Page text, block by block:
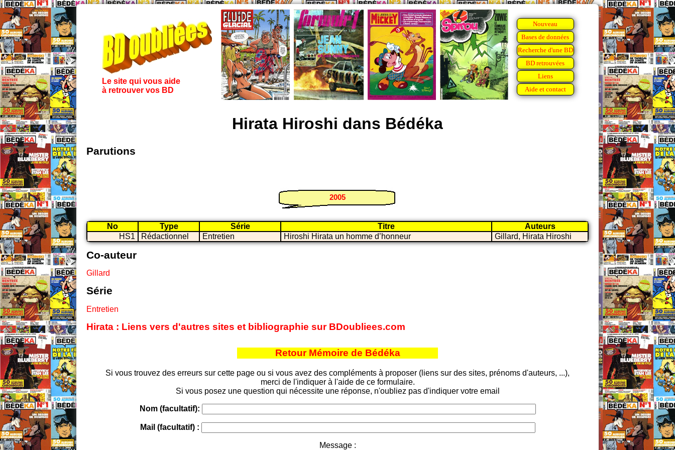
Le site qui vous aide
à retrouver vos BD
Nouveau
Bases de données
Recherche d'une BD
BD retrouvées
Liens
Aide et contact
Hirata Hiroshi dans Bédéka
Parutions
2005
No Type Série Titre
Auteurs
HS1
Rédactionnel Entretien Hiroshi Hirata un homme d’honneur Gillard, Hirata Hiroshi
Co-auteur
Gillard
Série
Entretien
Hirata : Liens vers d'autres sites et bibliographie sur BDoubliees.com
Retour Mémoire de Bédéka
Si vous trouvez des erreurs sur cette page ou si vous avez des compléments à proposer (liens sur des sites, prénoms d'auteurs, ...),
merci de l'indiquer à l'aide de ce formulaire.
Si vous posez une question qui nécessite une réponse, n'oubliez pas d'indiquer votre email
Nom (facultatif):
Mail (facultatif) :
Message :